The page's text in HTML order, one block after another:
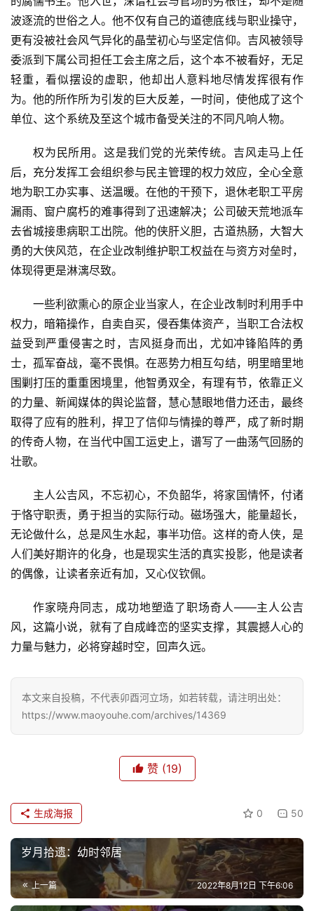
波逐流的世俗之人。他不仅有自己的道德底线与职业操守，
更有没被社会风气异化的晶莹初心与坚定信仰。吉风被领导
委派到下属公司担任工会主席之后，这个本不被看好，无足
轻重，看似摆设的虚职，他却出人意料地尽情发挥很有作
为。他的所作所为引发的巨大反差，一时间，使他成了这个
单位、这个系统及至这个城市备受关注的不同凡响人物。
权为民所用。这是我们党的光荣传统。吉风走马上任
后，充分发挥工会组织参与民主管理的权力效应，全心全意
地为职工办实事、送温暖。在他的干预下，退休老职工平房
漏雨、窗户腐朽的难事得到了迅速解决；公司破天荒地派车
去省城接患病职工出院。他的侠肝义胆，古道热肠，大智大
勇的大侠风范，在企业改制维护职工权益在与资方对垒时，
体现得更是淋漓尽致。
一些利欲熏心的原企业当家人，在企业改制时利用手中
权力，暗箱操作，自卖自买，侵吞集体资产，当职工合法权
益受到严重侵害之时，吉风挺身而出，尤如冲锋陷阵的勇
士，孤军奋战，毫不畏惧。在恶势力相互勾结，明里暗里地
围剿打压的重重困境里，他智勇双全，有理有节，依靠正义
的力量、新闻媒体的舆论监督，慧心慧眼地借力还击，最终
取得了应有的胜利，捍卫了信仰与情操的尊严，成了新时期
的传奇人物，在当代中国工运史上，谱写了一曲荡气回肠的
壮歌。
主人公吉风，不忘初心，不负韶华，将家国情怀，付诸
于恪守职责，勇于担当的实际行动。磁场强大，能量超长，
无论做什么，总是风生水起，事半功倍。这样的奇人侠，是
人们美好期许的化身，也是现实生活的真实投影，他是读者
的偶像，让读者亲近有加，又心仪钦佩。
作家晓舟同志，成功地塑造了职场奇人——主人公吉
风，这篇小说，就有了自成峰峦的坚实支撑，其震撼人心的
力量与魅力，必将穿越时空，回声久远。
本文来自投稿，不代表卯酉河立场，如若转载，请注明出处：
https://www.maoyouhe.com/archives/14369
赞 (19)
0 50
生成海报
岁月拾遗：幼时邻居
上一篇 2022年8月12日 下午6:06